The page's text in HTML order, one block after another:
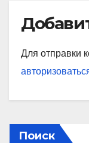
Для отправки
Поиск